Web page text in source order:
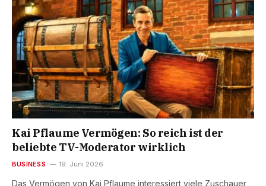
Kai Pflaume Vermögen: So reich ist der
beliebte TV-Moderator wirklich
BUSINESS 19. Juni 2026
Das Vermögen von Kai Pflaume interessiert viele Zuschauer,